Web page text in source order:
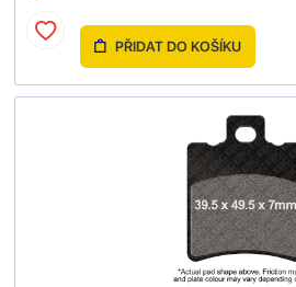
PŘIDAT DO KOŠÍKU